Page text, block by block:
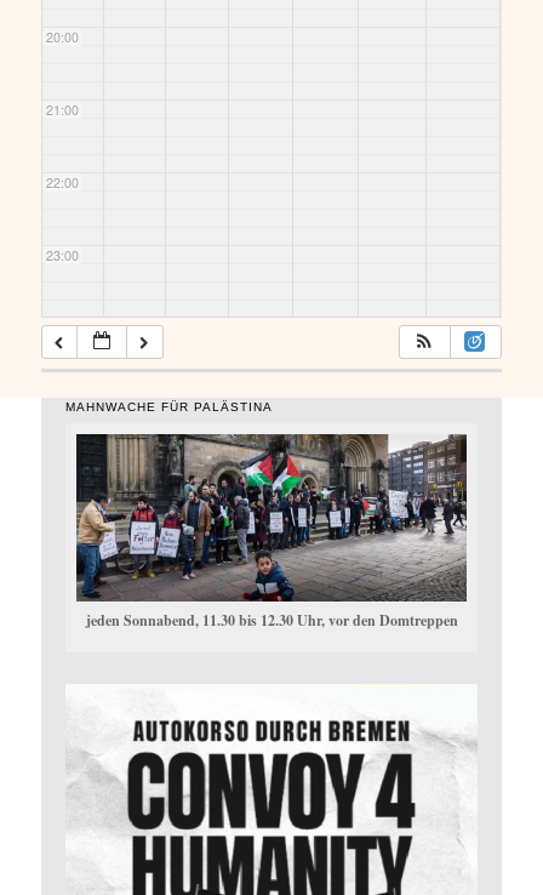
20:00
21:00
22:00
23:00
MAHNWACHE FÜR PALÄSTINA
jeden Sonnabend, 11.30 bis 12.30 Uhr, vor den Domtreppen